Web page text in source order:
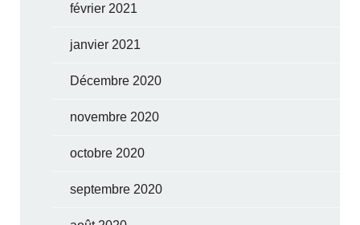
février 2021
janvier 2021
Décembre 2020
novembre 2020
octobre 2020
septembre 2020